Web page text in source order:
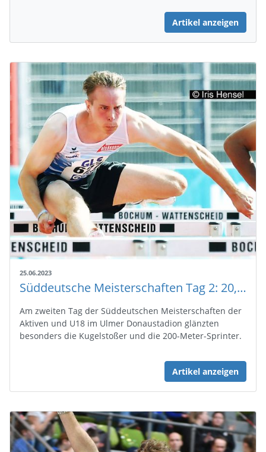
Artikel anzeigen
25.06.2023
Süddeutsche Meisterschaften Tag 2: 20,07m im Kugel-Ring
Am zweiten Tag der Süddeutschen Meisterschaften der
Aktiven und U18 im Ulmer Donaustadion glänzten
besonders die Kugelstoßer und die 200-Meter-Sprinter.
Artikel anzeigen